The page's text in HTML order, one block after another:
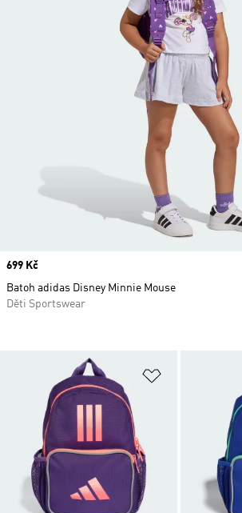
Přidat do
Price
699 Kč
Batoh adidas Disney Minnie Mouse
Děti Sportswear